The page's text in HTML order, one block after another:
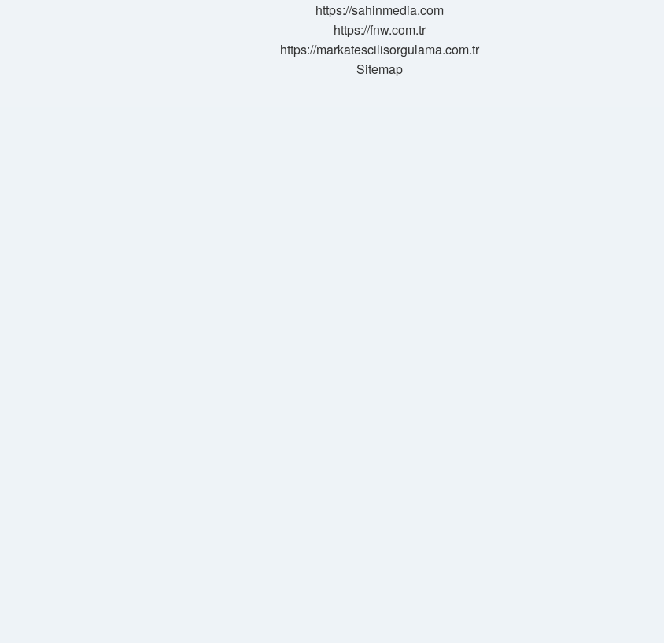
https://sahinmedia.com
https://fnw.com.tr
https://markatescilisorgulama.com.tr
Sitemap